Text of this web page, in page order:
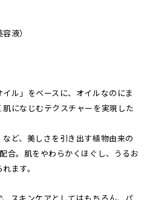
液）
ル」をベースに、オイルなのにま
になじむテクスチャーを実現した
ど、美しさを引き出す植物由来の
合。肌をやわらかくほぐし、うるお
ます。